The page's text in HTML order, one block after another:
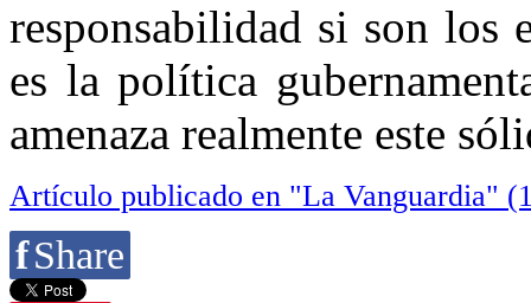
responsabilidad si son los
es la política
amenaza realmente este
Artículo publicado en "La Vanguardia"
fShare